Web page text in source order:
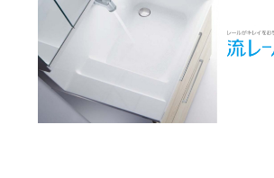
01 クリナップの洗面化粧台
02 ティアリス